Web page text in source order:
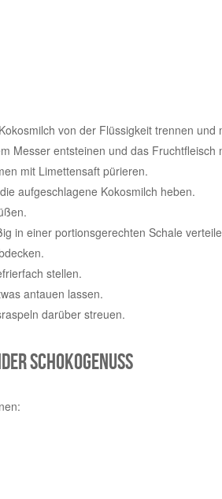
von der Flüssigkeit trennen
Messer entsteinen und das Fruchtfleisch
mit Limettensaft pürieren.
aufgeschlagene Kokosmilch heben.
in einer portionsgerechten Schale
stellen.
antauen lassen.
darüber streuen.
Schokogenuss